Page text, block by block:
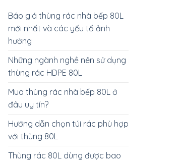
Báo giá thùng rác nhà bếp 80L
mới nhất và các yếu tố ảnh
hưởng
Những ngành nghề nên sử dụng
thùng rác HDPE 80L
Mua thùng rác nhà bếp 80L ở
đâu uy tín?
Hướng dẫn chọn túi rác phù hợp
với thùng 80L
Thùng rác 80L dùng được bao